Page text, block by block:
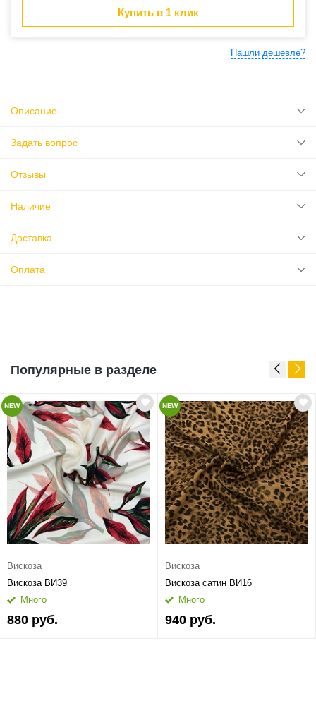
Купить в 1 клик
Нашли дешевле?
Описание
Задать вопрос
Отзывы
Наличие
Доставка
Оплата
Популярные в разделе
NEW
Вискоза
Вискоза ВИ39
Много
880 руб.
NEW
Вискоза
Вискоза сатин ВИ16
Много
940 руб.